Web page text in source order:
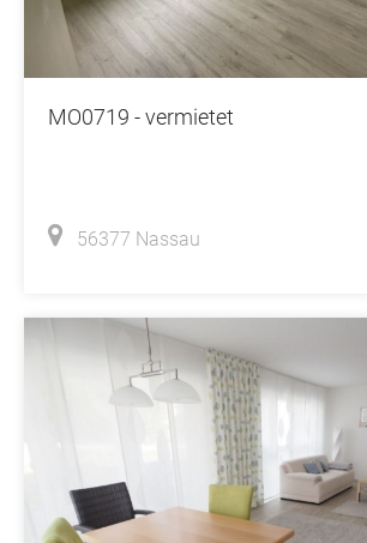
MO0719 - vermietet
56377 Nassau